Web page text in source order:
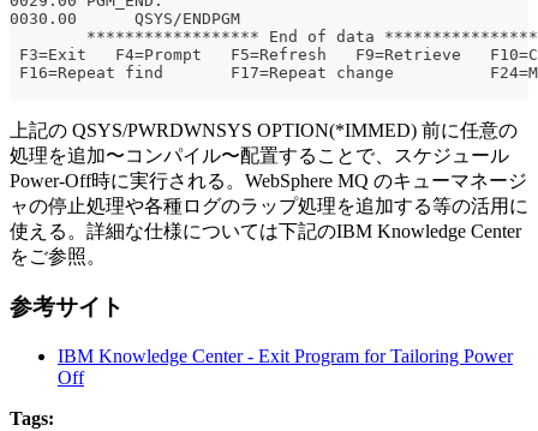
0030.00      QSYS/ENDPGM
****************** End of data
F3=Exit   F4=Prompt   F5=Refresh   F9=Retrieve
F16=Repeat find       F17=Repeat change
上記の QSYS/PWRDWNSYS OPTION(*IMMED) 前に任意の
処理を追加〜コンパイル〜配置することで、スケジュール
Power-Off時に実行される。WebSphere MQ のキューマネージ
ャの停止処理や各種ログのラップ処理を追加する等の活用に
使える。詳細な仕様については下記のIBM Knowledge Center
をご参照。
参考サイト
IBM Knowledge Center - Exit Program for Tailoring Power
Off
Tags: